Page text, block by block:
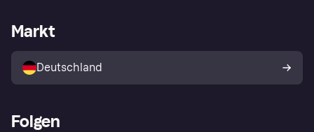
Klarna App
Shops entdecken
Käuferschutzrichtlinie
Dein Widerrufsrecht
Händlerportal
Markt
Deutschland
Folgen